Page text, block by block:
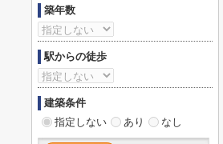
築年数
駅からの徒歩
建築条件
指定しない
あり なし